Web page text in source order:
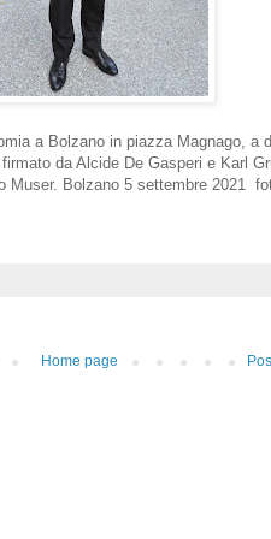
a Bolzano in piazza Magnago, a
da Alcide De Gasperi e Karl
Muser. Bolzano 5 settembre 2021
Home page